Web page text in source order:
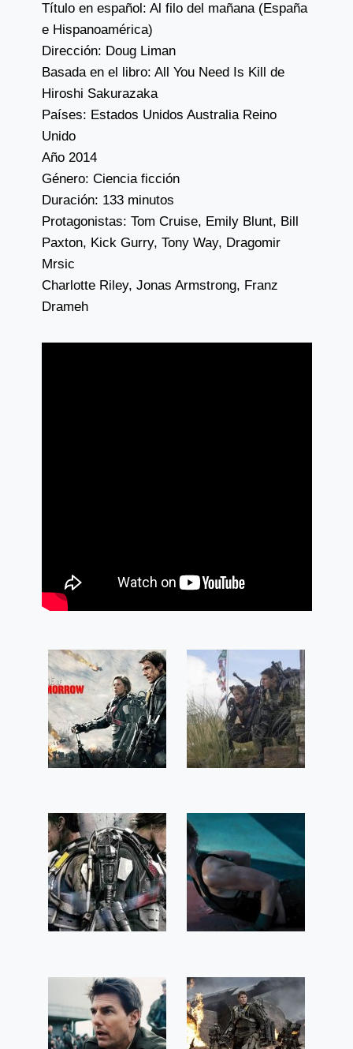
Título en español: Al filo del mañana (España
e Hispanoamérica)
Dirección: Doug Liman
Basada en el libro: All You Need Is Kill de
Hiroshi Sakurazaka
Países: Estados Unidos Australia Reino
Unido
Año 2014
Género: Ciencia ficción
Duración: 133 minutos
Protagonistas: Tom Cruise, Emily Blunt, Bill
Paxton, Kick Gurry, Tony Way, Dragomir
Mrsic
Charlotte Riley, Jonas Armstrong, Franz
Drameh